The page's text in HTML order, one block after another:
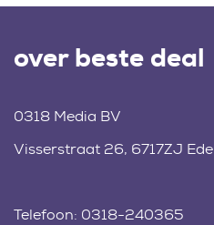
over beste deal
0318 Media BV
Visserstraat 26, 6717ZJ Ede
Telefoon: 0318-240365